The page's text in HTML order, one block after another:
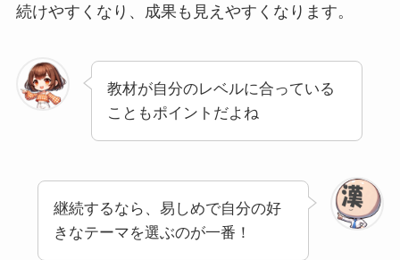
続けやすくなり、成果も見えやすくなります。
教材が自分のレベルに合っている
こともポイントだよね
継続するなら、易しめで自分の好
きなテーマを選ぶのが一番！